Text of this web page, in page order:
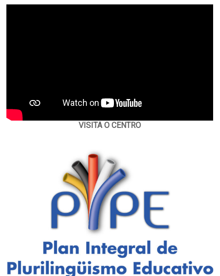
VISITA O CENTRO